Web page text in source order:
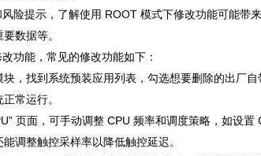
险提示，了解使用 ROOT 模式下修改功能可能带
数据等。
功能，常见的修改功能如下：
找到系统预装应用列表，勾选想要删除的出厂自
常运行。
页面，可手动调整 CPU 频率和调度策略，如设置
调整触控采样率以降低触控延迟。